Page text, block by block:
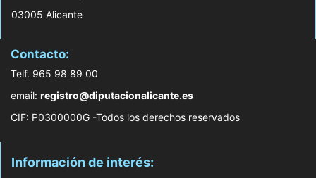
03005 Alicante
Contacto:
Telf. 965 98 89 00
email: registro@diputacionalicante.es
CIF: P0300000G -Todos los derechos reservados
Información de interés: